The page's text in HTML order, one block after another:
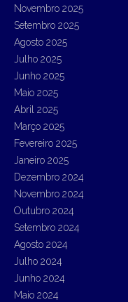
f
o
r
Novembro 2025
Setembro 2025
Agosto 2025
Julho 2025
Junho 2025
Maio 2025
Abril 2025
Março 2025
Fevereiro 2025
Janeiro 2025
Dezembro 2024
Novembro 2024
Outubro 2024
Setembro 2024
Agosto 2024
Julho 2024
Junho 2024
Maio 2024